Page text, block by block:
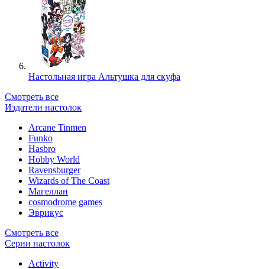
Настольная игра Альтушка для скуфа
Смотреть все
Издатели настолок
Arcane Tinmen
Funko
Hasbro
Hobby World
Ravensburger
Wizards of The Coast
Магеллан
сosmodrome games
Эврикус
Смотреть все
Серии настолок
Activity